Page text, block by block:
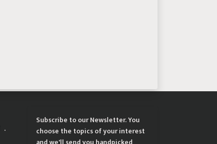
Subscribe to our Newsletter. You
choose the topics of your interest